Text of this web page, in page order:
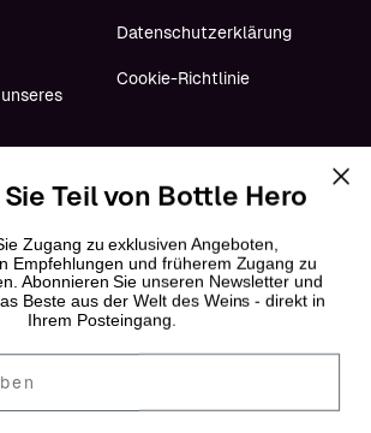
Datenschutzerklärung
Cookie-Richtlinie
Teil von Bottle Hero
Zugang zu exklusiven Angeboten,
Empfehlungen und früherem Zugang zu
Abonnieren Sie unseren Newsletter und
Beste aus der Welt des Weins - direkt in
Ihrem Posteingang.